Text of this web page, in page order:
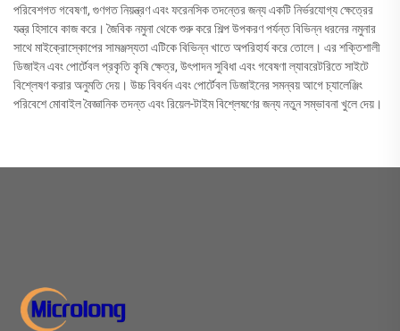
পরিবেশগত গবেষণা, গুণগত নিয়ন্ত্রণ এবং ফরেনসিক তদন্তের জন্য একটি নির্ভরযোগ্য ক্ষেত্রের
যন্ত্র হিসাবে কাজ করে। জৈবিক নমুনা থেকে শুরু করে শিল্প উপকরণ পর্যন্ত বিভিন্ন ধরনের নমুনার
সাথে মাইক্রোস্কোপের সামঞ্জস্যতা এটিকে বিভিন্ন খাতে অপরিহার্য করে তোলে। এর শক্তিশালী
ডিজাইন এবং পোর্টেবল প্রকৃতি কৃষি ক্ষেত্র, উৎপাদন সুবিধা এবং গবেষণা ল্যাবরেটরিতে সাইটে
বিশ্লেষণ করার অনুমতি দেয়। উচ্চ বিবর্ধন এবং পোর্টেবল ডিজাইনের সমন্বয় আগে চ্যালেঞ্জিং
পরিবেশে মোবাইল বৈজ্ঞানিক তদন্ত এবং রিয়েল-টাইম বিশ্লেষণের জন্য নতুন সম্ভাবনা খুলে দেয়।